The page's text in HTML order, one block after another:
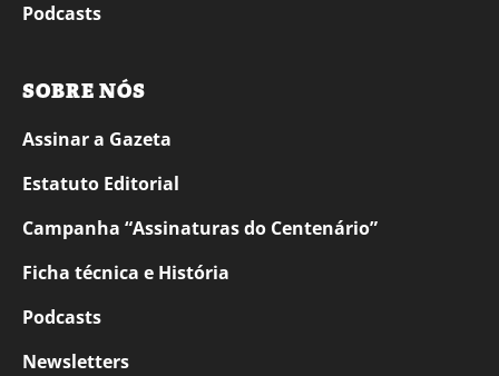
Podcasts
SOBRE NÓS
Assinar a Gazeta
Estatuto Editorial
Campanha “Assinaturas do Centenário”
Ficha técnica e História
Podcasts
Newsletters